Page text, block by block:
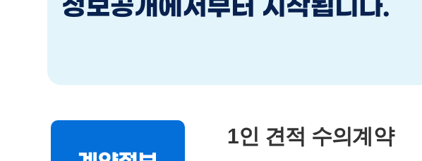
정보공개에서부터 시작됩니다.
1인 견적 수의계약